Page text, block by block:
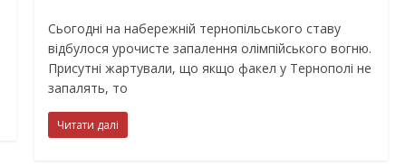
Сьогодні на набережній тернопільського ставу
відбулося урочисте запалення олімпійського вогню.
Присутні жартували, що якщо факел у Тернополі не
запалять, то
Читати далі